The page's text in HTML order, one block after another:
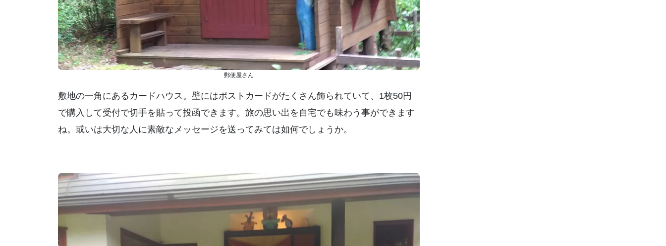
郵便屋さん
敷地の一角にあるカードハウス。壁にはポストカードがたくさん飾られていて、1枚50円
で購入して受付で切手を貼って投函できます。旅の思い出を自宅でも味わう事ができます
ね。或いは大切な人に素敵なメッセージを送ってみては如何でしょうか。